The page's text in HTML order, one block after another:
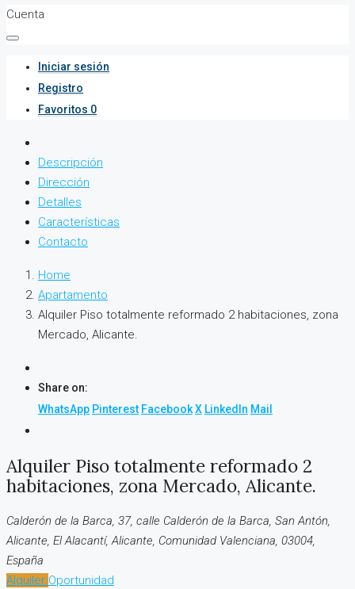
Cuenta
Iniciar sesión
Registro
Favoritos 0
Descripción
Dirección
Detalles
Características
Contacto
Home
Apartamento
Alquiler Piso totalmente reformado 2 habitaciones, zona
Mercado, Alicante.
Share on:
WhatsApp Pinterest FacebookX LinkedIn Mail
Alquiler Piso totalmente reformado 2
habitaciones, zona Mercado, Alicante.
Calderón de la Barca, 37, calle Calderón de la Barca, San Antón,
Alicante, El Alacantí, Alicante, Comunidad Valenciana, 03004,
España
Alquiler Oportunidad